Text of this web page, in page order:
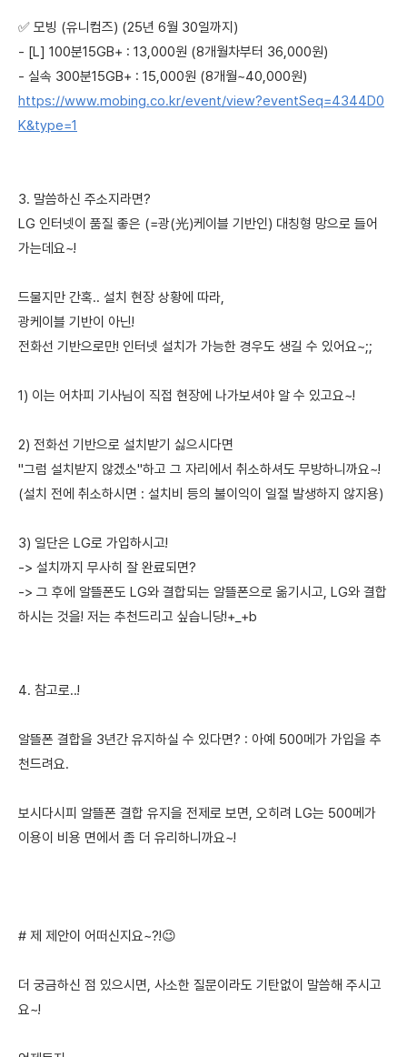
✅ 모빙 (유니컴즈) (25년 6월 30일까지)
- [L] 100분15GB+ : 13,000원 (8개월차부터 36,000원)
- 실속 300분15GB+ : 15,000원 (8개월~40,000원)
https://www.mobing.co.kr/event/view?eventSeq=4344D0
K&type=1
3. 말씀하신 주소지라면?
LG 인터넷이 품질 좋은 (=광(光)케이블 기반인) 대칭형 망으로 들어
가는데요~!
드물지만 간혹.. 설치 현장 상황에 따라,
광케이블 기반이 아닌!
전화선 기반으로만! 인터넷 설치가 가능한 경우도 생길 수 있어요~;;
1) 이는 어차피 기사님이 직접 현장에 나가보셔야 알 수 있고요~!
2) 전화선 기반으로 설치받기 싫으시다면
"그럼 설치받지 않겠소"하고 그 자리에서 취소하셔도 무방하니까요~!
(설치 전에 취소하시면 : 설치비 등의 불이익이 일절 발생하지 않지용)
3) 일단은 LG로 가입하시고!
-> 설치까지 무사히 잘 완료되면?
-> 그 후에 알뜰폰도 LG와 결합되는 알뜰폰으로 옮기시고, LG와 결합
하시는 것을! 저는 추천드리고 싶습니당!+_+b
4. 참고로..!
알뜰폰 결합을 3년간 유지하실 수 있다면? : 아예 500메가 가입을 추
천드려요.
보시다시피 알뜰폰 결합 유지을 전제로 보면, 오히려 LG는 500메가
이용이 비용 면에서 좀 더 유리하니까요~!
# 제 제안이 어떠신지요~?!😉
더 궁금하신 점 있으시면, 사소한 질문이라도 기탄없이 말씀해 주시고
요~!